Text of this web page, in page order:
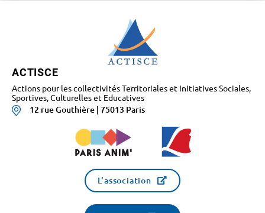
ACTISCE
Actions pour les collectivités Territoriales et Initiatives Sociales,
Sportives, Culturelles et Educatives
12 rue Gouthière | 75013 Paris
L'association